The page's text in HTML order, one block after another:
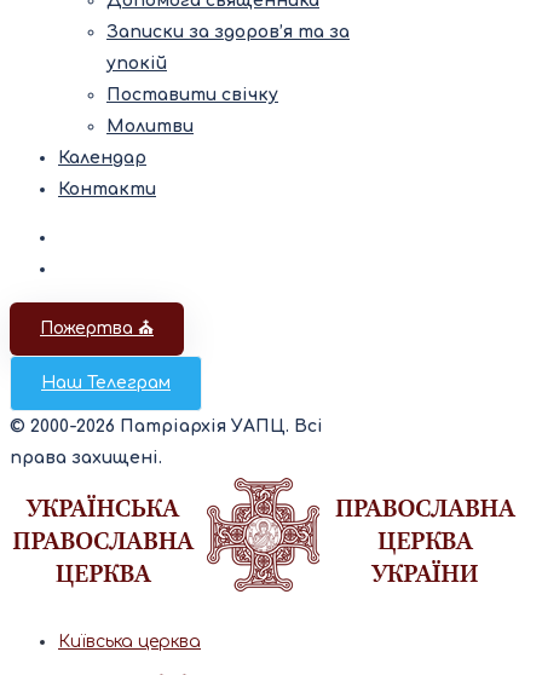
Записки за здоров’я та за
упокій
Поставити свічку
Молитви
Календар
Контакти
Пожертва ⛪️
Наш Телеграм
© 2000-2026 Патріархія УАПЦ. Всі
права захищені.
Київська церква